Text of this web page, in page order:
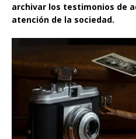
archivar los testimonios de
atención de la sociedad.